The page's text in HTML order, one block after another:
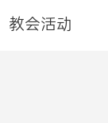
教会活动